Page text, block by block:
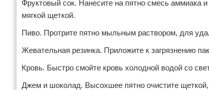
Фруктовый сок. Нанесите на пятно смесь аммиака
мягкой щеткой.
Пиво. Протрите пятно мыльным раствором, для
Жевательная резинка. Приложите к загрязнению
Кровь. Быстро смойте кровь холодной водой со
Джем и шоколад. Высохшее пятно очистите